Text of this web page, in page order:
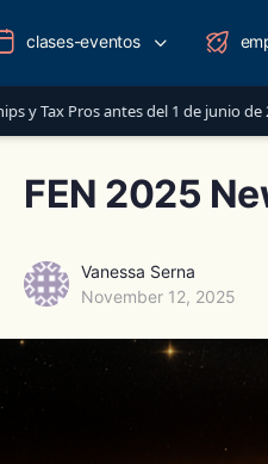
del 1 de junio de 2026
clases-eventos
FEN 2025
Vanessa Serna
November 12, 2025